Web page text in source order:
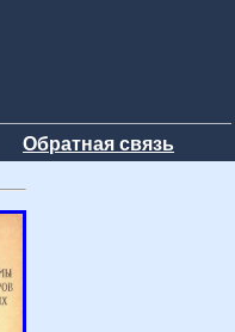
Обратная связь